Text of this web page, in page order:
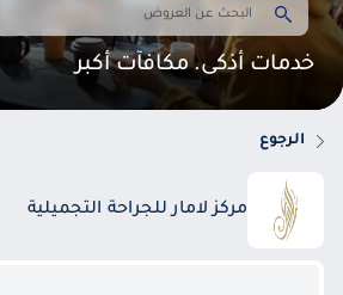
خدمات أذكى. مكافآت أكبر
الرجوع
مركز لامار للجراحة التجميلية